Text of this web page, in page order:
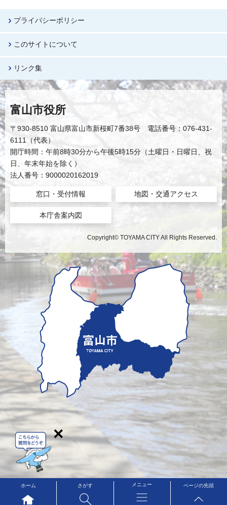
ホーム さがす メニュー ページの先頭
プライバシーポリシー
このサイトについて
リンク集
富山市役所
〒930-8510 富山県富山市新桜町7番38号 電話番号：076-431-
6111（代表）
開庁時間：午前8時30分から午後5時15分（土曜日・日曜日、祝
日、年末年始を除く）
法人番号：9000020162019
窓口・受付情報 地図・交通アクセス
本庁舎案内図
Copyright© TOYAMA CITY All Rights Reserved.
×